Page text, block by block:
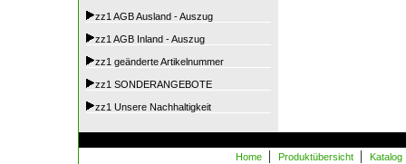
zz1 AGB Ausland - Auszug
zz1 AGB Inland - Auszug
zz1 geänderte Artikelnummer
zz1 SONDERANGEBOTE
zz1 Unsere Nachhaltigkeit
Home | Produktübersicht | Katalog